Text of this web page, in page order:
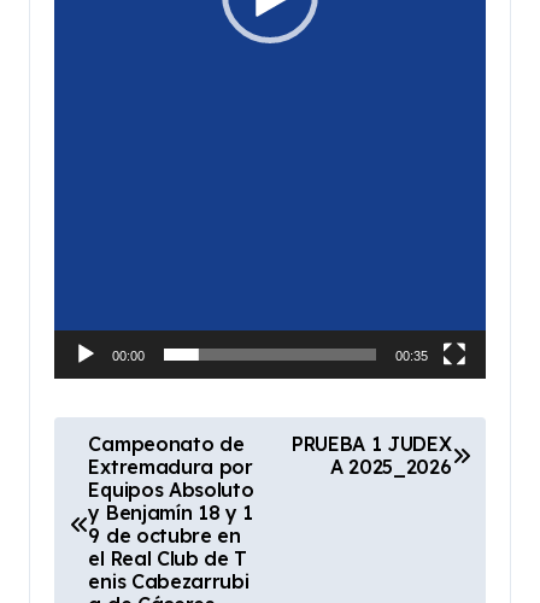
00:00 00:35
Campeonato de
Extremadura por
Equipos Absoluto
y Benjamín 18 y 1
9 de octubre en
el Real Club de T
enis Cabezarrubi
PRUEBA 1 JUDEX
A 2025_2026